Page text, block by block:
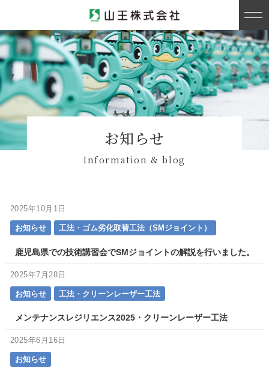
お知らせ
Information & blog
2025年10月1日
お知らせ 工法・ゴム劣化取替工法（SMジョイント）
鹿児島県での技術講習会でSMジョイントの解説を行いました。
2025年7月28日
お知らせ 工法・クリーンレーザー工法
メンテナンスレジリエンス2025・クリーンレーザー工法
2025年6月16日
お知らせ